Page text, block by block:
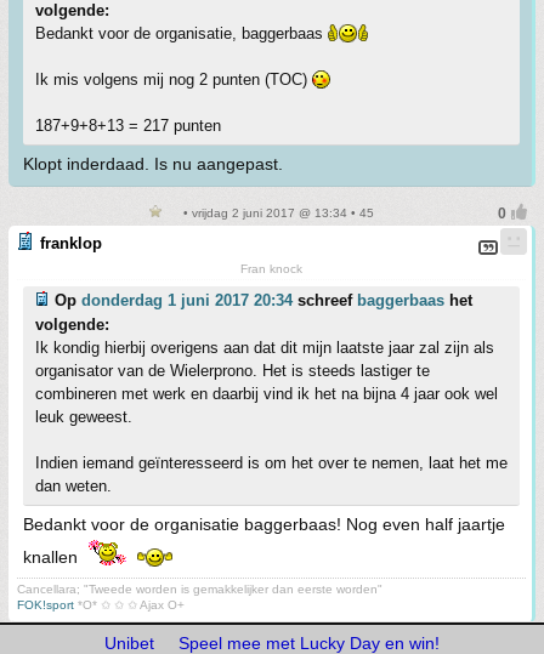
volgende:
Bedankt voor de organisatie, baggerbaas
Ik mis volgens mij nog 2 punten (TOC)
187+9+8+13 = 217 punten
Klopt inderdaad. Is nu aangepast.
• vrijdag 2 juni 2017 @ 13:34 • 45
franklop
Fran knock
Op donderdag 1 juni 2017 20:34schreef baggerbaas het
volgende:
Ik kondig hierbij overigens aan dat dit mijn laatste jaar zal zijn als
organisator van de Wielerprono. Het is steeds lastiger te
combineren met werk en daarbij vind ik het na bijna 4 jaar ook wel
leuk geweest.
Indien iemand geïnteresseerd is om het over te nemen, laat het me
dan weten.
Bedankt voor de organisatie baggerbaas! Nog even half jaartje
knallen
Cancellara; "Tweede worden is gemakkelijker dan eerste worden"
FOK!sport *O* ✩ ✩ ✩ Ajax O+
Unibet Speel mee met Lucky Day en win!